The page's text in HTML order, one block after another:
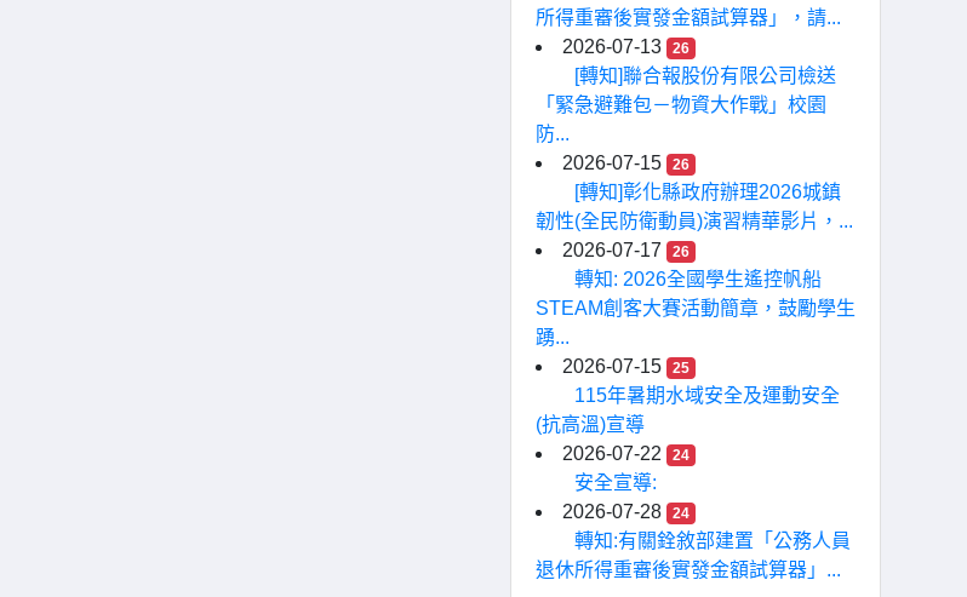
所得重審後實發金額試算器」，請...
2026-07-13
26
[轉知]聯合報股份有限公司檢送
「緊急避難包－物資大作戰」校園
防...
2026-07-15
26
[轉知]彰化縣政府辦理2026城鎮
韌性(全民防衛動員)演習精華影片，...
2026-07-17
26
轉知: 2026全國學生遙控帆船
STEAM創客大賽活動簡章，鼓勵學生
踴...
2026-07-15
25
115年暑期水域安全及運動安全
(抗高溫)宣導
2026-07-22
24
安全宣導:
2026-07-28
24
轉知:有關銓敘部建置「公務人員
退休所得重審後實發金額試算器」...